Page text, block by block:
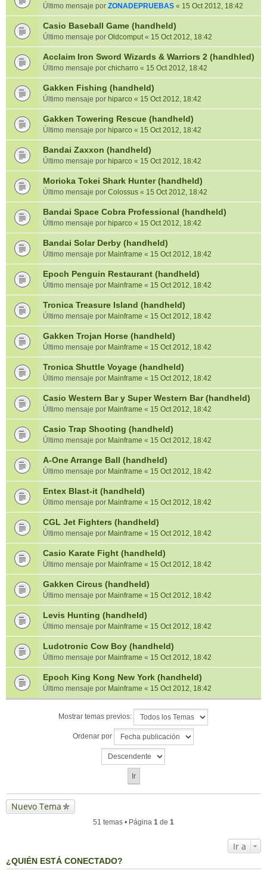
Último mensaje por ZONADEPRUEBAS « 15 Oct 2012, 18:42
Casio Baseball Game (handheld)
Último mensaje por Oldcomput« 15 Oct 2012, 18:42
Acclaim Iron Sword Wizards & Warriors 2 (handhled)
Último mensaje por chicharro « 15 Oct 2012, 18:42
Gakken Fishing (handheld)
Último mensaje por hiparco « 15 Oct 2012, 18:42
Gakken Towering Rescue (handheld)
Último mensaje por hiparco « 15 Oct 2012, 18:42
Bandai Zaxxon (handheld)
Último mensaje por hiparco « 15 Oct 2012, 18:42
Morioka Tokei Shark Hunter (handheld)
Último mensaje por Colossus « 15 Oct 2012, 18:42
Bandai Space Cobra Professional (handheld)
Último mensaje por hiparco « 15 Oct 2012, 18:42
Bandai Solar Derby (handheld)
Último mensaje por Mainframe « 15 Oct 2012, 18:42
Epoch Penguin Restaurant (handheld)
Último mensaje por Mainframe « 15 Oct 2012, 18:42
Tronica Treasure Island (handheld)
Último mensaje por Mainframe « 15 Oct 2012, 18:42
Gakken Trojan Horse (handheld)
Último mensaje por Mainframe « 15 Oct 2012, 18:42
Tronica Shuttle Voyage (handheld)
Último mensaje por Mainframe « 15 Oct 2012, 18:42
Casio Western Bar y Super Western Bar (handheld)
Último mensaje por Mainframe « 15 Oct 2012, 18:42
Casio Trap Shooting (handheld)
Último mensaje por Mainframe « 15 Oct 2012, 18:42
A-One Arrange Ball (handheld)
Último mensaje por Mainframe « 15 Oct 2012, 18:42
Entex Blast-it (handheld)
Último mensaje por Mainframe « 15 Oct 2012, 18:42
CGL Jet Fighters (handheld)
Último mensaje por Mainframe « 15 Oct 2012, 18:42
Casio Karate Fight (handheld)
Último mensaje por Mainframe « 15 Oct 2012, 18:42
Gakken Circus (handheld)
Último mensaje por Mainframe « 15 Oct 2012, 18:42
Levis Hunting (handheld)
Último mensaje por Mainframe « 15 Oct 2012, 18:42
Ludotronic Cow Boy (handheld)
Último mensaje por Mainframe « 15 Oct 2012, 18:42
Epoch King Kong New York (handheld)
Último mensaje por Mainframe « 15 Oct 2012, 18:42
Mostrar temas previos:
Ordenar por
Nuevo Tema
51 temas • Página 1 de 1
Ir a
¿QUIÉN ESTÁ CONECTADO?